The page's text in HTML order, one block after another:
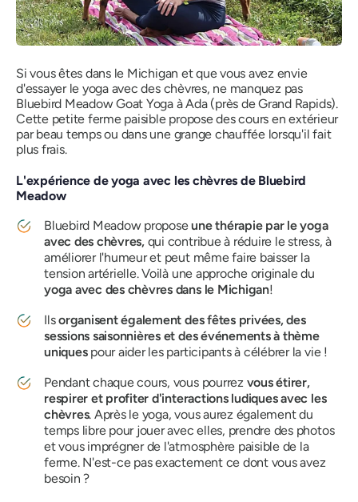
Si vous êtes dans le Michigan et que vous avez envie
d'essayer le yoga avec des chèvres, ne manquez pas
Bluebird Meadow Goat Yoga à Ada (près de Grand Rapids).
Cette petite ferme paisible propose des cours en extérieur
par beau temps ou dans une grange chauffée lorsqu'il fait
plus frais.
L'expérience de yoga avec les chèvres de Bluebird
Meadow
Bluebird Meadow proposeune thérapie par le yoga
avec des chèvres, qui contribue à réduire le stress, à
améliorer l'humeur et peut même faire baisser la
tension artérielle. Voilà une approche originale du
yoga avec des chèvres dans le Michigan!
Ilsorganisent également des fêtes privées, des
sessions saisonnières et des événements à thème
uniques pour aider les participants à célébrer la vie !
Pendant chaque cours, vous pourrez vous étirer,
respirer et profiter d'interactions ludiques avec les
chèvres. Après le yoga, vous aurez également du
temps libre pour jouer avec elles, prendre des photos
et vous imprégner de l'atmosphère paisible de la
ferme. N'est-ce pas exactement ce dont vous avez
besoin ?